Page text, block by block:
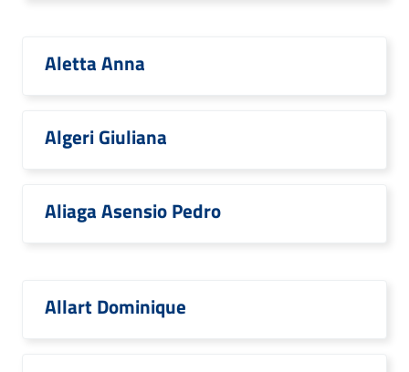
Aletta Anna
Algeri Giuliana
Aliaga Asensio Pedro
Allart Dominique